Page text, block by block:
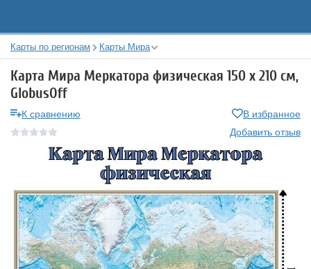
Карты по регионам Карты Мира
Карта Мира Меркатора физическая 150 х 210 см,
GlobusOff
К сравнению
В избранное
Добавить отзыв